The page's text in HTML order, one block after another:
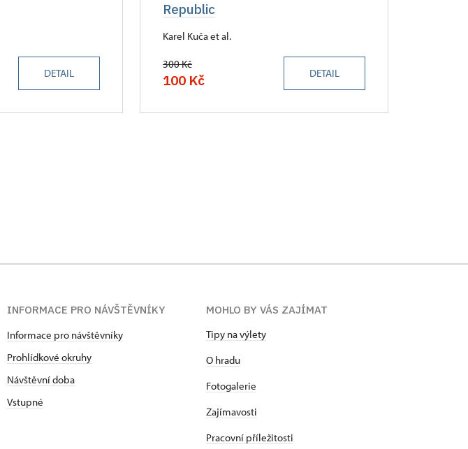
DETAIL
Republic
Karel Kuča et al.
300 Kč
100 Kč DETAIL
INFORMACE PRO NÁVŠTĚVNÍKY
Informace pro návštěvníky
Prohlídkové okruhy
Návštěvní doba
Vstupné
MOHLO BY VÁS ZAJÍMAT
Tipy na výlety
O hradu
Fotogalerie
Zajímavosti
Pracovní příležitosti